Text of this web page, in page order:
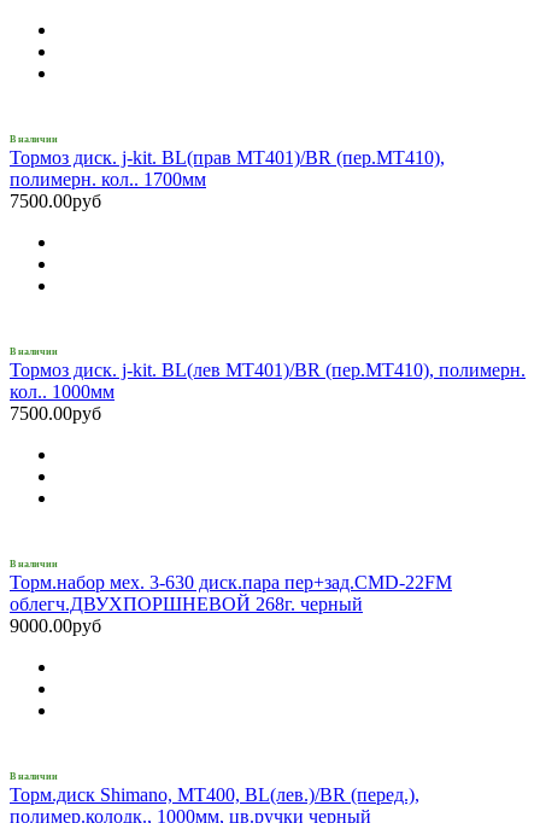
В наличии
Тормоз диск. j-kit. BL(прав MT401)/BR (пер.МТ410),
полимерн. кол.. 1700мм
7500.00руб
В наличии
Тормоз диск. j-kit. BL(лев MT401)/BR (пер.МТ410), полимерн.
кол.. 1000мм
7500.00руб
В наличии
Торм.набор мех. 3-630 диск.пара пер+зад.CMD-22FM
облегч.ДВУХПОРШНЕВОЙ 268г. черный
9000.00руб
В наличии
Торм.диск Shimano, MT400, BL(лев.)/BR (перед.),
полимер.колодк., 1000мм, цв.ручки черный